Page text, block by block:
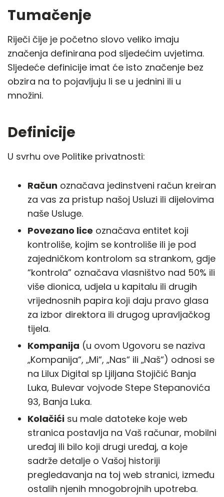
Tumačenje
Riječi čije je početno slovo veliko imaju
značenja definirana pod sljedećim uvjetima.
Sljedeće definicije imat će isto značenje bez
obzira na to pojavljuju li se u jednini ili u
množini.
Definicije
U svrhu ove Politike privatnosti:
Račun označava jedinstveni račun kreiran
za vas za pristup našoj Usluzi ili dijelovima
naše Usluge.
Povezano lice označava entitet koji
kontroliše, kojim se kontroliše ili je pod
zajedničkom kontrolom sa strankom, gdje
“kontrola” označava vlasništvo nad 50% ili
više dionica, udjela u kapitalu ili drugih
vrijednosnih papira koji daju pravo glasa
za izbor direktora ili drugog upravljačkog
tijela.
Kompanija (u ovom Ugovoru se naziva
„Kompanija“, „Mi“, „Nas“ ili „Naš“) odnosi se
na Lilux Digital sp Ljiljana Stojičić Banja
Luka, Bulevar vojvode Stepe Stepanovića
93, Banja Luka.
Kolačići su male datoteke koje web
stranica postavlja na Vaš računar, mobilni
uređaj ili bilo koji drugi uređaj, a koje
sadrže detalje o Vašoj historiji
pregledavanja na toj web stranici, između
ostalih njenih mnogobrojnih upotreba.